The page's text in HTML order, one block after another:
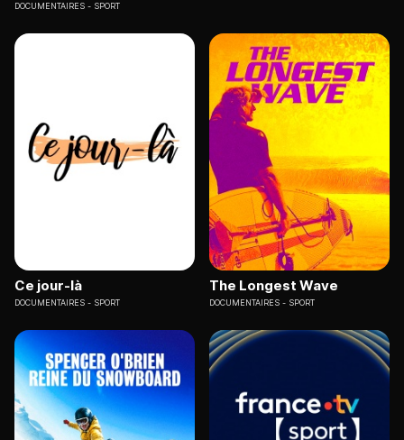
DOCUMENTAIRES SPORT
Ce jour-là
DOCUMENTAIRES SPORT
The Longest Wave
DOCUMENTAIRES SPORT